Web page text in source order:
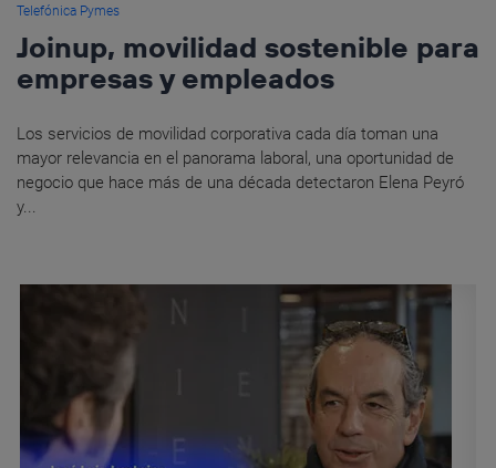
Telefónica Pymes
Joinup, movilidad sostenible para
empresas y empleados
Los servicios de movilidad corporativa cada día toman una
mayor relevancia en el panorama laboral, una oportunidad de
negocio que hace más de una década detectaron Elena Peyró
y...